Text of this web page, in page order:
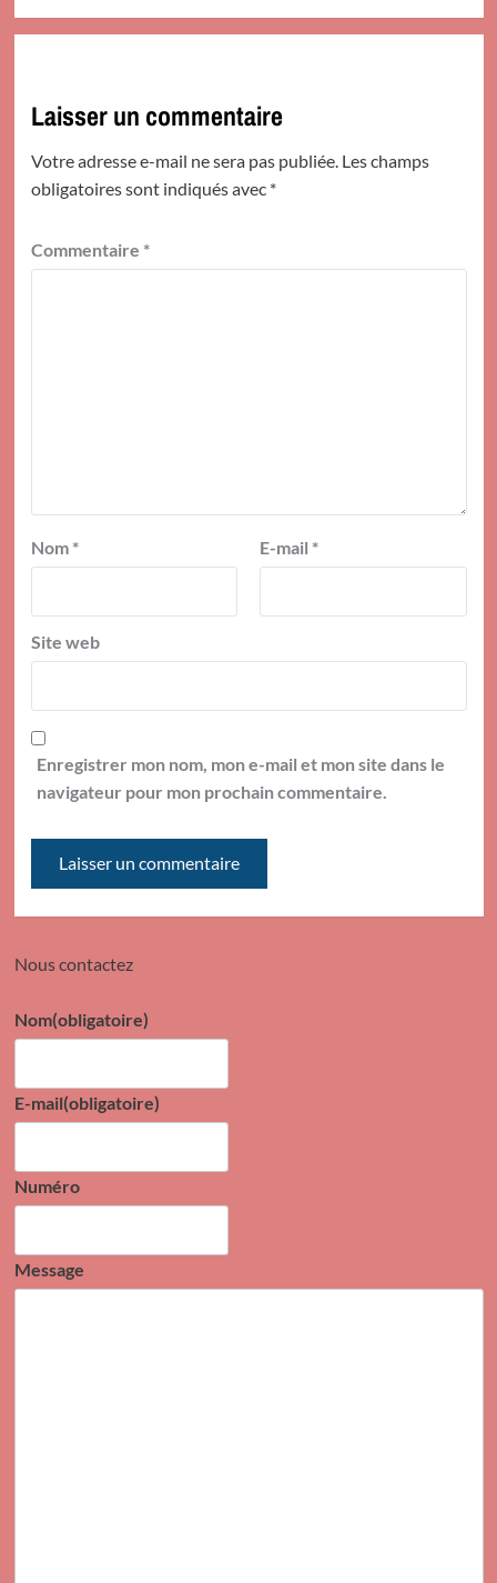
Laisser un commentaire
Votre adresse e-mail ne sera pas publiée. Les champs
obligatoires sont indiqués avec *
Commentaire *
Nom * E-mail *
Site web
Enregistrer mon nom, mon e-mail et mon site dans le
navigateur pour mon prochain commentaire.
Nous contactez
Nom(obligatoire)
E-mail(obligatoire)
Numéro
Message